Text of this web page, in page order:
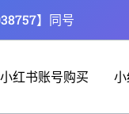
】同号
小红书账号购买